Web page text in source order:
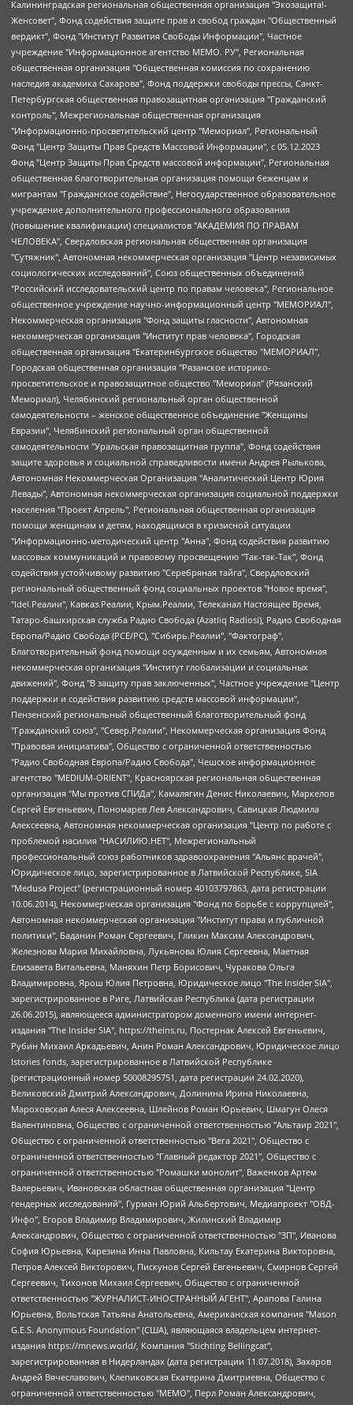
Калининградская региональная общественная организация "Экозащита!-Женсовет", Фонд содействия защите прав и свобод граждан "Общественный вердикт", Фонд "Институт Развития Свободы Информации", Частное учреждение "Информационное агентство МЕМО. РУ", Региональная общественная организация "Общественная комиссия по сохранению наследия академика Сахарова", Фонд поддержки свободы прессы, Санкт-Петербургская общественная правозащитная организация "Гражданский контроль", Межрегиональная общественная организация "Информационно-просветительский центр "Мемориал", Региональный Фонд "Центр Защиты Прав Средств Массовой Информации", с 05.12.2023 Фонд "Центр Защиты Прав Средств массовой информации", Региональная общественная благотворительная организация помощи беженцам и мигрантам "Гражданское содействие", Негосударственное образовательное учреждение дополнительного профессионального образования (повышение квалификации) специалистов "АКАДЕМИЯ ПО ПРАВАМ ЧЕЛОВЕКА", Свердловская региональная общественная организация "Сутяжник", Автономная некоммерческая организация "Центр независимых социологических исследований", Союз общественных объединений "Российский исследовательский центр по правам человека", Региональное общественное учреждение научно-информационный центр "МЕМОРИАЛ", Некоммерческая организация "Фонд защиты гласности", Автономная некоммерческая организация "Институт прав человека", Городская общественная организация "Екатеринбургское общество "МЕМОРИАЛ", Городская общественная организация "Рязанское историко-просветительское и правозащитное общество "Мемориал" (Рязанский Мемориал), Челябинский региональный орган общественной самодеятельности – женское общественное объединение "Женщины Евразии", Челябинский региональный орган общественной самодеятельности "Уральская правозащитная группа", Фонд содействия защите здоровья и социальной справедливости имени Андрея Рылькова, Автономная Некоммерческая Организация "Аналитический Центр Юрия Левады", Автономная некоммерческая организация социальной поддержки населения "Проект Апрель", Региональная общественная организация помощи женщинам и детям, находящимся в кризисной ситуации "Информационно-методический центр "Анна", Фонд содействия развитию массовых коммуникаций и правовому просвещению "Так-так-Так", Фонд содействия устойчивому развитию "Серебряная тайга", Свердловский региональный общественный фонд социальных проектов "Новое время", "Idel.Реалии", Кавказ.Реалии, Крым.Реалии, Телеканал Настоящее Время, Татаро-башкирская служба Радио Свобода (Azatliq Radiosi), Радио Свободная Европа/Радио Свобода (PCE/PC), "Сибирь.Реалии", "Фактограф", Благотворительный фонд помощи осужденным и их семьям, Автономная некоммерческая организация "Институт глобализации и социальных движений", Фонд "В защиту прав заключенных", Частное учреждение "Центр поддержки и содействия развитию средств массовой информации", Пензенский региональный общественный благотворительный фонд "Гражданский союз", "Север.Реалии", Некоммерческая организация Фонд "Правовая инициатива", Общество с ограниченной ответственностью "Радио Свободная Европа/Радио Свобода", Чешское информационное агентство "MEDIUM-ORIENT", Красноярская региональная общественная организация "Мы против СПИДа", Камалягин Денис Николаевич, Маркелов Сергей Евгеньевич, Пономарев Лев Александрович, Савицкая Людмила Алексеевна, Автономная некоммерческая организация "Центр по работе с проблемой насилия "НАСИЛИЮ.НЕТ", Межрегиональный профессиональный союз работников здравоохранения "Альянс врачей", Юридическое лицо, зарегистрированное в Латвийской Республике, SIA "Medusa Project" (регистрационный номер 40103797863, дата регистрации 10.06.2014), Некоммерческая организация "Фонд по борьбе с коррупцией", Автономная некоммерческая организация "Институт права и публичной политики", Баданин Роман Сергеевич, Гликин Максим Александрович, Железнова Мария Михайловна, Лукьянова Юлия Сергеевна, Маетная Елизавета Витальевна, Маняхин Петр Борисович, Чуракова Ольга Владимировна, Ярош Юлия Петровна, Юридическое лицо "The Insider SIA", зарегистрированное в Риге, Латвийская Республика (дата регистрации 26.06.2015), являющееся администратором доменного имени интернет-издания "The Insider SIA", https://theins.ru, Постернак Алексей Евгеньевич, Рубин Михаил Аркадьевич, Анин Роман Александрович, Юридическое лицо Istories fonds, зарегистрированное в Латвийской Республике (регистрационный номер 50008295751, дата регистрации 24.02.2020), Великовский Дмитрий Александрович, Долинина Ирина Николаевна, Мароховская Алеся Алексеевна, Шлейнов Роман Юрьевич, Шмагун Олеся Валентиновна, Общество с ограниченной ответственностью "Альтаир 2021", Общество с ограниченной ответственностью "Вега 2021", Общество с ограниченной ответственностью "Главный редактор 2021", Общество с ограниченной ответственностью "Ромашки монолит", Важенков Артем Валерьевич, Ивановская областная общественная организация "Центр гендерных исследований", Гурман Юрий Альбертович, Медиапроект "ОВД-Инфо", Егоров Владимир Владимирович, Жилинский Владимир Александрович, Общество с ограниченной ответственностью "ЗП", Иванова София Юрьевна, Карезина Инна Павловна, Кильтау Екатерина Викторовна, Петров Алексей Викторович, Пискунов Сергей Евгеньевич, Смирнов Сергей Сергеевич, Тихонов Михаил Сергеевич, Общество с ограниченной ответственностью "ЖУРНАЛИСТ-ИНОСТРАННЫЙ АГЕНТ", Арапова Галина Юрьевна, Вольтская Татьяна Анатольевна, Американская компания "Mason G.E.S. Anonymous Foundation" (США), являющаяся владельцем интернет-издания https://mnews.world/, Компания "Stichting Bellingcat", зарегистрированная в Нидерландах (дата регистрации 11.07.2018), Захаров Андрей Вячеславович, Клепиковская Екатерина Дмитриевна, Общество с ограниченной ответственностью "МЕМО", Перл Роман Александрович, Симонов Евгений Алексеевич, Соловьева Елена Анатольевна, Сотников Даниил Владимирович, Сурначева Елизавета Дмитриевна, Автономная некоммерческая организация по защите прав человека и информированию населения "Якутия – Наше Мнение", Общество с ограниченной ответственностью "Москоу диджитал медиа", с 26.01.2023 Общество с ограниченной ответственностью "Чайка Белые сады", Ветошкина Валерия Валерьевна, Заговора Максим Александрович, Межрегиональное общественное движение "Российская ЛГБТ - сеть", Оленичев Максим Владимирович, Павлов Иван Юрьевич, Скворцова Елена Сергеевна, Общество с ограниченной ответственностью "Как бы инагент", Кочетков Игорь Викторович, Общество с ограниченной ответственностью "Честные выборы", Еланчик Олег Александрович, Общество с ограниченной ответственностью "Нобелевский призыв", Гималова Регина Эмилевна, Григорьев Андрей Валерьевич, Григорьева Алина Александровна, Ассоциация по содействию защите прав призывников, альтернативнослужащих и военнослужащих "Правозащитная группа "Гражданин.Армия.Право", Хисамова Регина Фаритовна, Автономная некоммерческая организация по реализации социально-правовых программ "Лилит", Дальневосточное общественное движение "Маяк", Санкт-Петербургская ЛГБТ-инициативная группа "Выход", Инициативная группа ЛГБТ+ "Реверс", Алексеев Андрей Викторович, Бекбулатова Таисия Львовна, Беляев Иван Михайлович, Владыкина Елена Сергеевна, Гельман Марат Александрович, Никульшина Вероника Юрьевна, Толоконникова Надежда Андреевна, Шендерович Виктор Анатольевич, Общество с ограниченной ответственностью "Данное сообщение", Общество с ограниченной ответственностью Издательский дом "Новая глава", Айнбиндер Александра Александровна, Московский комьюнити-центр для ЛГБТ+инициатив, Благотворительный фонд развития филантропии, Deutsche Welle (Германия, Kurt-Schumacher-Strasse 3, 53113 Bonn), Борзунова Мария Михайловна, Воробьев Виктор Викторович, Голубева Анна Львовна, Константинова Алла Михайловна, Малкова Ирина Владимировна, Мурадов Мурад Абдулгалимович, Осетинская Елизавета Николаевна, Понасенков Евгений Николаевич, Ганапольский Матвей Юрьевич, Киселев Евгений Алексеевич, Борухович Ирина Григорьевна, Дремин Иван Тимофеевич, Дубровский Дмитрий Викторович, Красноярская региональная общественная организация поддержки и развития альтернативных образовательных технологий и межкультурных коммуникаций "ИНТЕРРА", Маяковская Екатерина Алексеевна, Фейгин Марк Захарович, Филимонов Андрей Викторович, Дзугкоева Регина Николаевна, Доброхотов Роман Александрович, Дудь Юрий Александрович, Елкин Сергей Владимирович, Кругликов Кирилл Игоревич, Сабунаева Мария Леонидовна, Семенов Алексей Владимирович, Шаинян Карен Багратович, Шульман Екатерина Михайловна, Асафьев Артур Валерьевич, Вахштайн Виктор Семенович, Венедиктов Алексей Алексеевич, Лушникова Екатерина Евгеньевна, Волков Леонид Михайлович, Невзоров Александр Глебович, Пархоменко Сергей Борисович, Сироткин Ярослав Николаевич, Кара-Мурза Владимир Владимирович, Баранова Наталья Владимировна, Гозман Леонид Яковлевич, Кагарлицкий Борис Юльевич, Климарев Михаил Валерьевич, Милов Владимир Станиславович, Автономная некоммерческая организация Краснодарский центр современного искусства "Типография", Моргенштерн Алишер Тагирович, Соболь Любовь Эдуардовна, Общество с ограниченной ответственностью "ЛИЗА НОРМ", Каспаров Гарри Кимович, Ходорковский Михаил Борисович, Общество с ограниченной ответственностью "Апрельские тезисы", Данилович Ирина Брониславовна, Кашин Олег Владимирович, Петров Николай Владимирович, Пивоваров Алексей Владимирович, Соколов Михаил Владимирович, Цветкова Юлия Владимировна, Чичваркин Евгений Александрович, Комитет против пыток/Команда против пыток, Общество с ограниченной ответственностью "Первый научный", Общество с ограниченной ответственностью "Вертолет и ко", Белоцерковская Вероника Борисовна, Кац Максим Евгеньевич, Лазарева Татьяна Юрьевна, Шаведдинов Руслан Табризович, Яшин Илья Валерьевич, Общество с ограниченной ответственностью "Иноагент ААВ", Алешковский Дмитрий Петрович, Альбац Евгения Марковна, Быков Дмитрий Львович, Галямина Юлия Евгеньевна, Лойко Сергей Леонидович, Мартынов Кирилл Константинович, Медведев Сергей Александрович, Крашенинников Федор Геннадиевич, Гордеева Катерина Вл